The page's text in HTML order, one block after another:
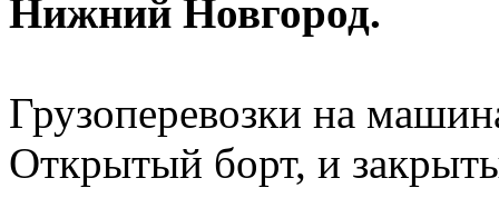
Нижний Новгород.
Грузоперевозки на
Открытый борт, и